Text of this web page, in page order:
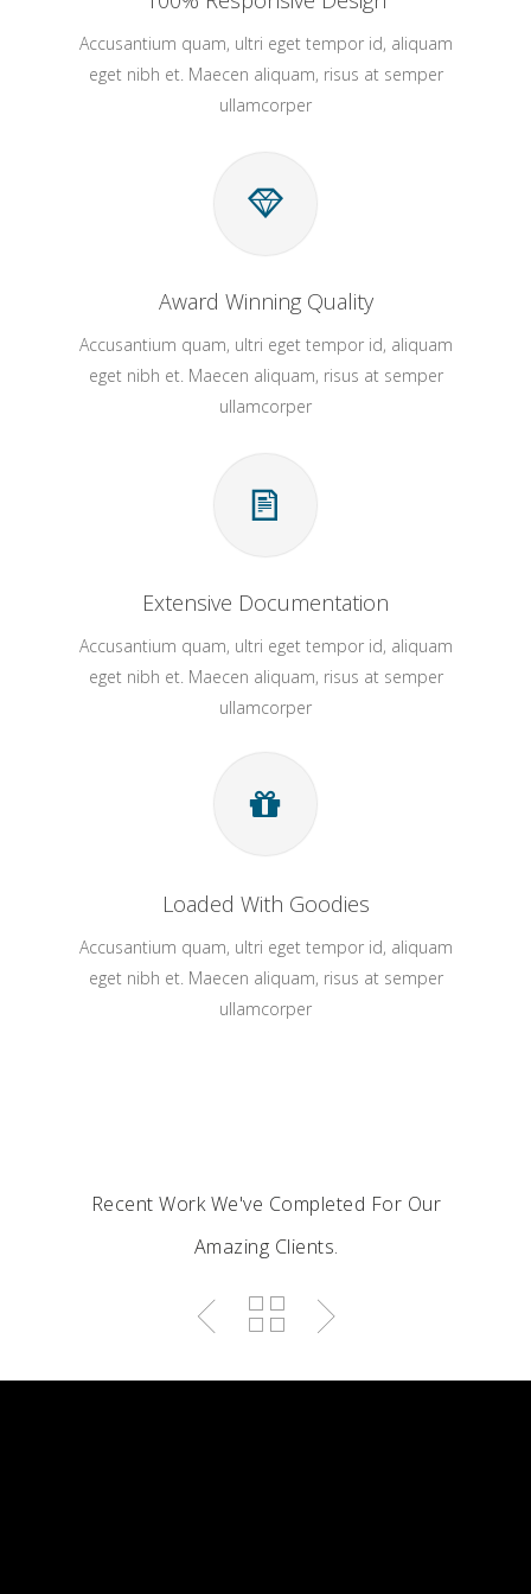
Accusantium quam, ultri eget tempor id, aliquam
eget nibh et. Maecen aliquam, risus at semper
ullamcorper
Award Winning Quality
Accusantium quam, ultri eget tempor id, aliquam
eget nibh et. Maecen aliquam, risus at semper
ullamcorper
Extensive Documentation
Accusantium quam, ultri eget tempor id, aliquam
eget nibh et. Maecen aliquam, risus at semper
ullamcorper
Loaded With Goodies
Accusantium quam, ultri eget tempor id, aliquam
eget nibh et. Maecen aliquam, risus at semper
ullamcorper
Recent Work We've Completed For Our
Amazing Clients.